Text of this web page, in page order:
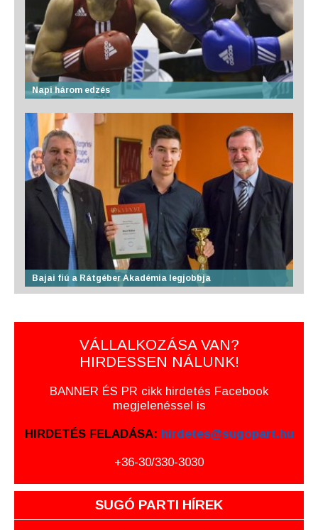
Napi három edzés
Bajai fiú a Rátgéber Akadémia legjobbja
VÁLLALKOZÁSA VAN?
HIRDESSEN NÁLUNK!
BANNER ÉS PR cikk hirdetés Facebook
megjelenéssel is
HIRDETÉS FELADÁSA: hirdetes@sugopart.hu
+36-30/330-3030
SUGÓ PARTI HÍREK